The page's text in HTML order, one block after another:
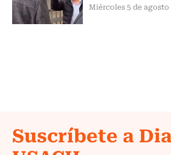
Miércoles 5 de agosto